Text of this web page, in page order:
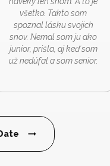
všetko. Takto som
spoznal lásku svojich
snov. Nemal som ju ako
junior, prišla, aj keď som
už nedúfal a som senior.